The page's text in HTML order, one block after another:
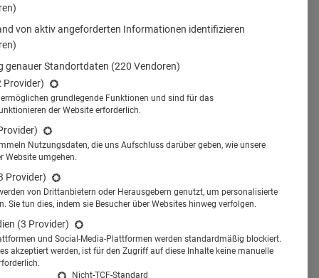
von aktiv angeforderten Informationen identifizieren
genauer Standortdaten (220 Vendoren)
Provider)
ermöglichen grundlegende Funktionen und sind für das
der Website erforderlich.
Nutzungsdaten, die uns Aufschluss darüber geben, wie unsere
Website umgehen.
Provider)
von Drittanbietern oder Herausgebern genutzt, um personalisierte
Sie tun dies, indem sie Besucher über Websites hinweg verfolgen.
(3 Provider)
und Social-Media-Plattformen werden standardmäßig blockiert.
akzeptiert werden, ist für den Zugriff auf diese Inhalte keine manuelle
Nicht-TCF-Standard